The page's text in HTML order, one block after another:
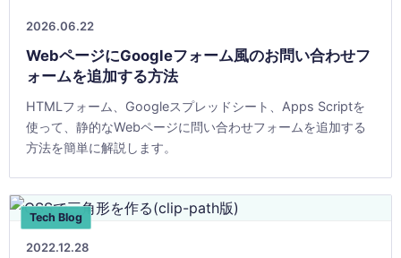
2026.06.22
WebページにGoogleフォーム風のお問い合わせフ
ォームを追加する方法
HTMLフォーム、Googleスプレッドシート、Apps Scriptを
使って、静的なWebページに問い合わせフォームを追加する
方法を簡単に解説します。
Tech Blog
2022.12.28